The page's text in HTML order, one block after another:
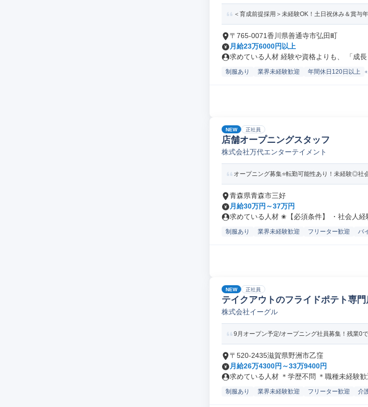
＜育成前提採用＞未経験OK！土日祝休み＆賞与
〒765-0071香川県善通寺市弘田町
月給23万6000円以上
求めている人材 経験や資格よりも、 「成
制服あり 業界未経験歓迎 年間休日120日以上
NEW 正社員
店舗オープニングスタッフ
株式会社万代エンターテイメント
オープニング募集⭐転勤可能性あり！未経験◎社
青森県青森市三好
月給30万円～37万円
求めている人材 ✬【必須条件】 ・社会人経
制服あり 業界未経験歓迎 フリーター歓迎 バ
NEW 正社員
テイクアウトのフライドポテト専
株式会社イーグル
9月オープン予定/オープニング社員募集！残業0
〒520-2435滋賀県野洲市乙窪
月給26万4300円～33万9400円
求めている人材 ＊学歴不問 ＊職種未経験
制服あり 業界未経験歓迎 フリーター歓迎 介